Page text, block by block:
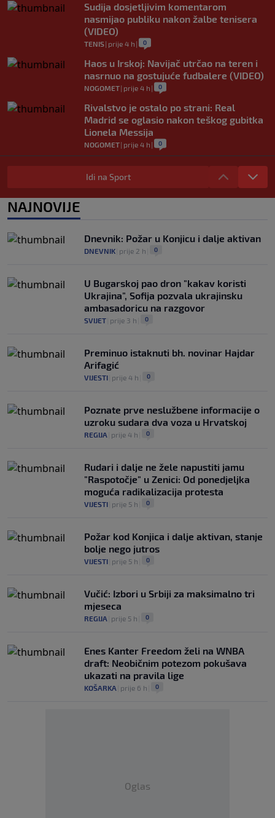
Sudija dosjetljivim komentarom
nasmijao publiku nakon žalbe tenisera
(VIDEO)
TENIS| prije 4 h | 0
Haos u Irskoj: Navijač utrčao na teren i
nasrnuo na gostujuće fudbalere (VIDEO)
NOGOMET| prije 4 h | 0
Rivalstvo je ostalo po strani: Real
Madrid se oglasio nakon teškog gubitka
Lionela Messija
NOGOMET| prije 4 h | 0
WNBA igračice odgovorile Kanteru
nakon provokacije: "Nećemo biti politički
0
FIFA-e je vaš novac", danas se suočava s
najvećom krizom
| prije 5 h
Idi na Sport
NAJNOVIJE
Dnevnik: Požar u Konjicu i dalje aktivan
DNEVNIK prije 2 h 0
U Bugarskoj pao dron "kakav koristi
Ukrajina", Sofija pozvala ukrajinsku
ambasadoricu na razgovor
SVIJET prije 3 h 0
Preminuo istaknuti bh. novinar Hajdar
Arifagić
VIJESTI prije 4 h 0
Poznate prve neslužbene informacije o
uzroku sudara dva voza u Hrvatskoj
REGIJA prije 4 h 0
Rudari i dalje ne žele napustiti jamu
"Raspotočje" u Zenici: Od ponedjeljka
moguća radikalizacija protesta
VIJESTI prije 5 h 0
Požar kod Konjica i dalje aktivan, stanje
bolje nego jutros
VIJESTI prije 5 h 0
Vučić: Izbori u Srbiji za maksimalno tri
mjeseca
REGIJA prije 5 h 0
Enes Kanter Freedom želi na WNBA
draft: Neobičnim potezom pokušava
ukazati na pravila lige
KOŠARKA prije 6 h 0
Oglas